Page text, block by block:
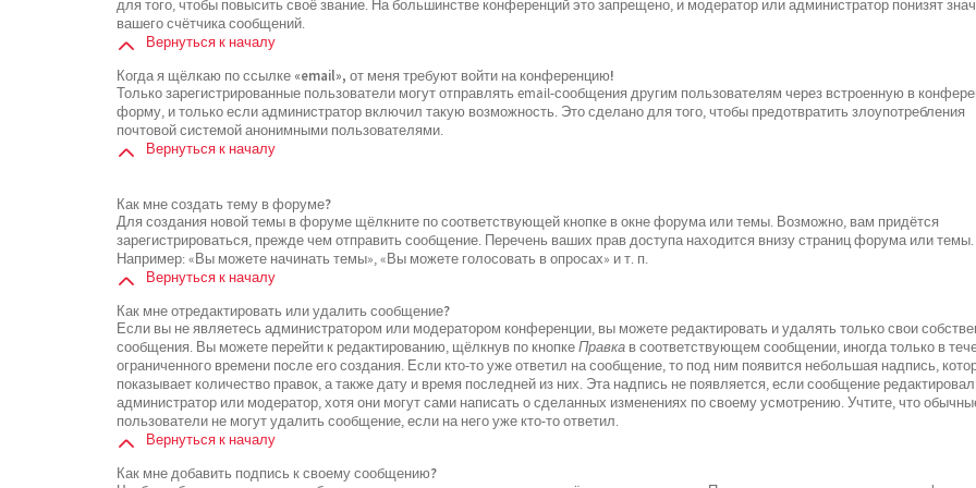
для того, чтобы повысить своё звание. На большинстве конференций это запрещено, и модератор или администратор понизят
вашего счётчика сообщений.
Вернуться к началу
Когда я щёлкаю по ссылке «email», от меня требуют войти на конференцию!
Только зарегистрированные пользователи могут отправлять email-сообщения другим пользователям через встроенную в
форму, и только если администратор включил такую возможность. Это сделано для того, чтобы предотвратить злоупотребления
почтовой системой анонимными пользователями.
Вернуться к началу
Как мне создать тему в форуме?
Для создания новой темы в форуме щёлкните по соответствующей кнопке в окне форума или темы. Возможно, вам придётся
зарегистрироваться, прежде чем отправить сообщение. Перечень ваших прав доступа находится внизу страниц форума или темы.
Например: «Вы можете начинать темы», «Вы можете голосовать в опросах» и т. п.
Вернуться к началу
Как мне отредактировать или удалить сообщение?
Если вы не являетесь администратором или модератором конференции, вы можете редактировать и удалять только свои
сообщения. Вы можете перейти к редактированию, щёлкнув по кнопкеПравка в соответствующем сообщении, иногда только в
ограниченного времени после его создания. Если кто-то уже ответил на сообщение, то под ним появится небольшая надпись,
показывает количество правок, а также дату и время последней из них. Эта надпись не появляется, если сообщение редактировал
администратор или модератор, хотя они могут сами написать о сделанных изменениях по своему усмотрению. Учтите, что
пользователи не могут удалить сообщение, если на него уже кто-то ответил.
Вернуться к началу
Как мне добавить подпись к своему сообщению?